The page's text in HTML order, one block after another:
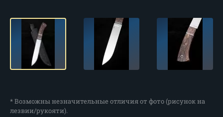
* Возможны незначительные отличия от фото (рисунок на
лезвии/рукояти).